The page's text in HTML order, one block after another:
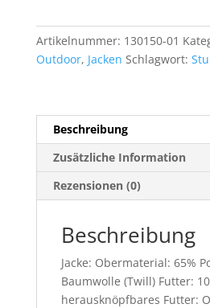
Menge
Artikelnummer: 130150-01
Outdoor, Jacken Schlagwort:
Beschreibung
Zusätzliche Information
Rezensionen (0)
Beschreibung
Jacke: Obermaterial: 65%
Baumwolle (Twill) Futter:
herausknöpfbares Futter: